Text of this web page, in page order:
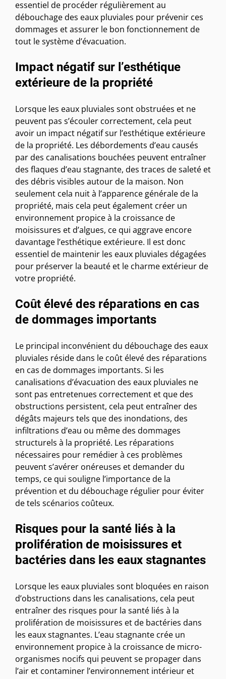
essentiel de procéder régulièrement au
débouchage des eaux pluviales pour prévenir ces
dommages et assurer le bon fonctionnement de
tout le système d’évacuation.
Impact négatif sur l’esthétique
extérieure de la propriété
Lorsque les eaux pluviales sont obstruées et ne
peuvent pas s’écouler correctement, cela peut
avoir un impact négatif sur l’esthétique extérieure
de la propriété. Les débordements d’eau causés
par des canalisations bouchées peuvent entraîner
des flaques d’eau stagnante, des traces de saleté et
des débris visibles autour de la maison. Non
seulement cela nuit à l’apparence générale de la
propriété, mais cela peut également créer un
environnement propice à la croissance de
moisissures et d’algues, ce qui aggrave encore
davantage l’esthétique extérieure. Il est donc
essentiel de maintenir les eaux pluviales dégagées
pour préserver la beauté et le charme extérieur de
votre propriété.
Coût élevé des réparations en cas
de dommages importants
Le principal inconvénient du débouchage des eaux
pluviales réside dans le coût élevé des réparations
en cas de dommages importants. Si les
canalisations d’évacuation des eaux pluviales ne
sont pas entretenues correctement et que des
obstructions persistent, cela peut entraîner des
dégâts majeurs tels que des inondations, des
infiltrations d’eau ou même des dommages
structurels à la propriété. Les réparations
nécessaires pour remédier à ces problèmes
peuvent s’avérer onéreuses et demander du
temps, ce qui souligne l’importance de la
prévention et du débouchage régulier pour éviter
de tels scénarios coûteux.
Risques pour la santé liés à la
prolifération de moisissures et
bactéries dans les eaux stagnantes
Lorsque les eaux pluviales sont bloquées en raison
d’obstructions dans les canalisations, cela peut
entraîner des risques pour la santé liés à la
prolifération de moisissures et de bactéries dans
les eaux stagnantes. L’eau stagnante crée un
environnement propice à la croissance de micro-
organismes nocifs qui peuvent se propager dans
l’air et contaminer l’environnement intérieur et